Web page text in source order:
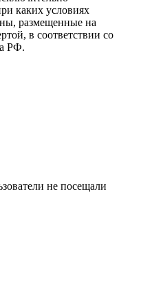
каких условиях
размещенные на
в соответствии со
РФ.
не посещали